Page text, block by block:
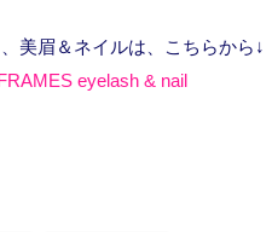
美眉＆ネイルは、こちらから↓
eyelash & nail